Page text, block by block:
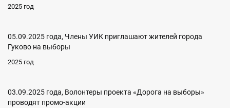
2025 год
05.09.2025 года, Члены УИК приглашают жителей города
Гуково на выборы
2025 год
03.09.2025 года, Волонтеры проекта «Дорога на выборы»
проводят промо-акции